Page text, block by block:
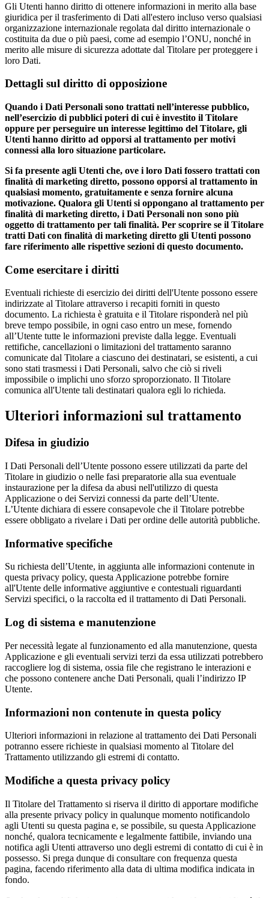
Gli Utenti hanno diritto di ottenere informazioni in merito alla base
giuridica per il trasferimento di Dati all'estero incluso verso qualsiasi
organizzazione internazionale regolata dal diritto internazionale o
costituita da due o più paesi, come ad esempio l’ONU, nonché in
merito alle misure di sicurezza adottate dal Titolare per proteggere i
loro Dati.
Dettagli sul diritto di opposizione
Quando i Dati Personali sono trattati nell’interesse pubblico,
nell’esercizio di pubblici poteri di cui è investito il Titolare
oppure per perseguire un interesse legittimo del Titolare, gli
Utenti hanno diritto ad opporsi al trattamento per motivi
connessi alla loro situazione particolare.
Si fa presente agli Utenti che, ove i loro Dati fossero trattati con
finalità di marketing diretto, possono opporsi al trattamento in
qualsiasi momento, gratuitamente e senza fornire alcuna
motivazione. Qualora gli Utenti si oppongano al trattamento per
finalità di marketing diretto, i Dati Personali non sono più
oggetto di trattamento per tali finalità. Per scoprire se il Titolare
tratti Dati con finalità di marketing diretto gli Utenti possono
fare riferimento alle rispettive sezioni di questo documento.
Come esercitare i diritti
Eventuali richieste di esercizio dei diritti dell'Utente possono essere
indirizzate al Titolare attraverso i recapiti forniti in questo
documento. La richiesta è gratuita e il Titolare risponderà nel più
breve tempo possibile, in ogni caso entro un mese, fornendo
all’Utente tutte le informazioni previste dalla legge. Eventuali
rettifiche, cancellazioni o limitazioni del trattamento saranno
comunicate dal Titolare a ciascuno dei destinatari, se esistenti, a cui
sono stati trasmessi i Dati Personali, salvo che ciò si riveli
impossibile o implichi uno sforzo sproporzionato. Il Titolare
comunica all'Utente tali destinatari qualora egli lo richieda.
Ulteriori informazioni sul trattamento
Difesa in giudizio
I Dati Personali dell’Utente possono essere utilizzati da parte del
Titolare in giudizio o nelle fasi preparatorie alla sua eventuale
instaurazione per la difesa da abusi nell'utilizzo di questa
Applicazione o dei Servizi connessi da parte dell’Utente.
L’Utente dichiara di essere consapevole che il Titolare potrebbe
essere obbligato a rivelare i Dati per ordine delle autorità pubbliche.
Informative specifiche
Su richiesta dell’Utente, in aggiunta alle informazioni contenute in
questa privacy policy, questa Applicazione potrebbe fornire
all'Utente delle informative aggiuntive e contestuali riguardanti
Servizi specifici, o la raccolta ed il trattamento di Dati Personali.
Log di sistema e manutenzione
Per necessità legate al funzionamento ed alla manutenzione, questa
Applicazione e gli eventuali servizi terzi da essa utilizzati potrebbero
raccogliere log di sistema, ossia file che registrano le interazioni e
che possono contenere anche Dati Personali, quali l’indirizzo IP
Utente.
Informazioni non contenute in questa policy
Ulteriori informazioni in relazione al trattamento dei Dati Personali
potranno essere richieste in qualsiasi momento al Titolare del
Trattamento utilizzando gli estremi di contatto.
Modifiche a questa privacy policy
Il Titolare del Trattamento si riserva il diritto di apportare modifiche
alla presente privacy policy in qualunque momento notificandolo
agli Utenti su questa pagina e, se possibile, su questa Applicazione
nonché, qualora tecnicamente e legalmente fattibile, inviando una
notifica agli Utenti attraverso uno degli estremi di contatto di cui è in
possesso. Si prega dunque di consultare con frequenza questa
pagina, facendo riferimento alla data di ultima modifica indicata in
fondo.